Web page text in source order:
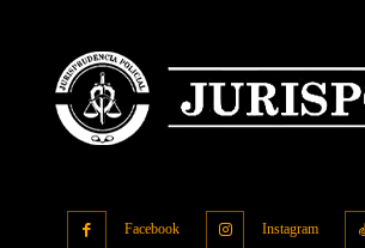
Facebook Instagram